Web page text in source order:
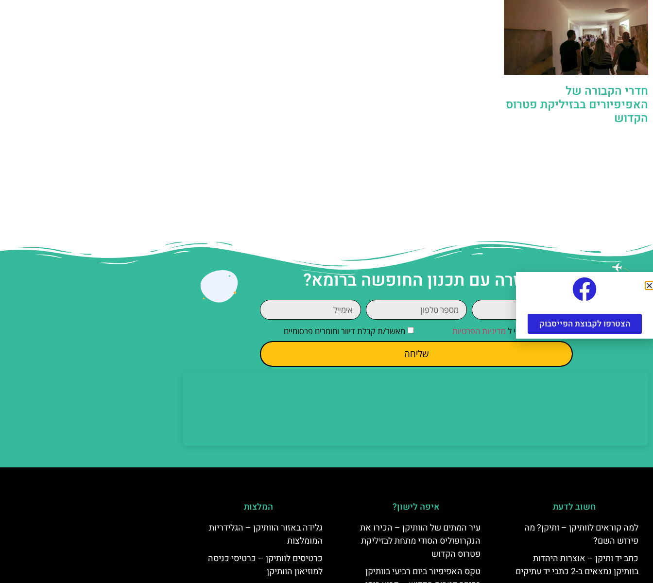
חדרי הקבורה של
האפיפיורים בבזיליקת פטרוס
הקדוש
עזרה עם תכנון החופשה ברומא?
קראתי והסכמתי ל מדיניות הפרטיות מאשר/ת קבלת דיוור וחומרים פרסומיים
שליחה
חשוב לדעת
למה קוראים לוותיקן – ותיקן? מה
פירוש השם?
כתב יד ותיקן – אוצרות היהדות
בוותיקן נמצאים ב-2 כתבי יד עתיקים
איפה לישון?
עיר המתים של הוותיקן – הכירו את
הנקרופוליס הסודי מתחת לבזיליקת
פטרוס הקדוש
טקס האפיפיור ביום רביעי בוותיקן
המלצות
גלידה באזור הוותיקן – הגלידריות
המומלצות
כרטיסים לוותיקן – כרטיסי כניסה
למוזיאון הוותיקן
הצטרפו לקבוצת הפייסבוק